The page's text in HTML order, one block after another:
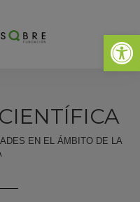
Abrir
EN EL ÁMBITO DE LA